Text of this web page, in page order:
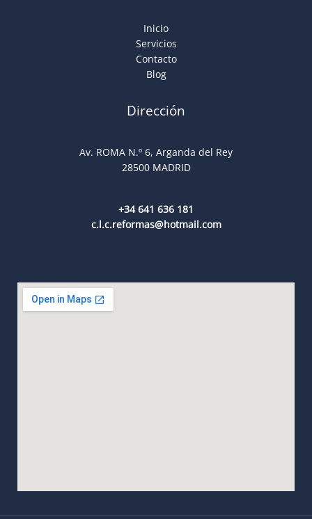
Inicio
Servicios
Contacto
Blog
Dirección
Av. ROMA N.º 6, Arganda del Rey
28500 MADRID
+34 641 636 181
c.l.c.reformas@hotmail.com